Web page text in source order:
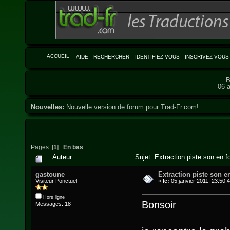
ACCUEIL AIDE RECHERCHER IDENTIFIEZ-VOUS INSCRIVEZ-VOUS
06
Nouvelles: Nouvelle version de forum pour Trad-Fr.com!
Pages: [1] En bas
Auteur Sujet: Extraction piste son en
gastoune
Visiteur Ponctuel
Hors ligne
Messages: 18
Extraction piste son
«le: 05 janvier 2011,
Bonsoir